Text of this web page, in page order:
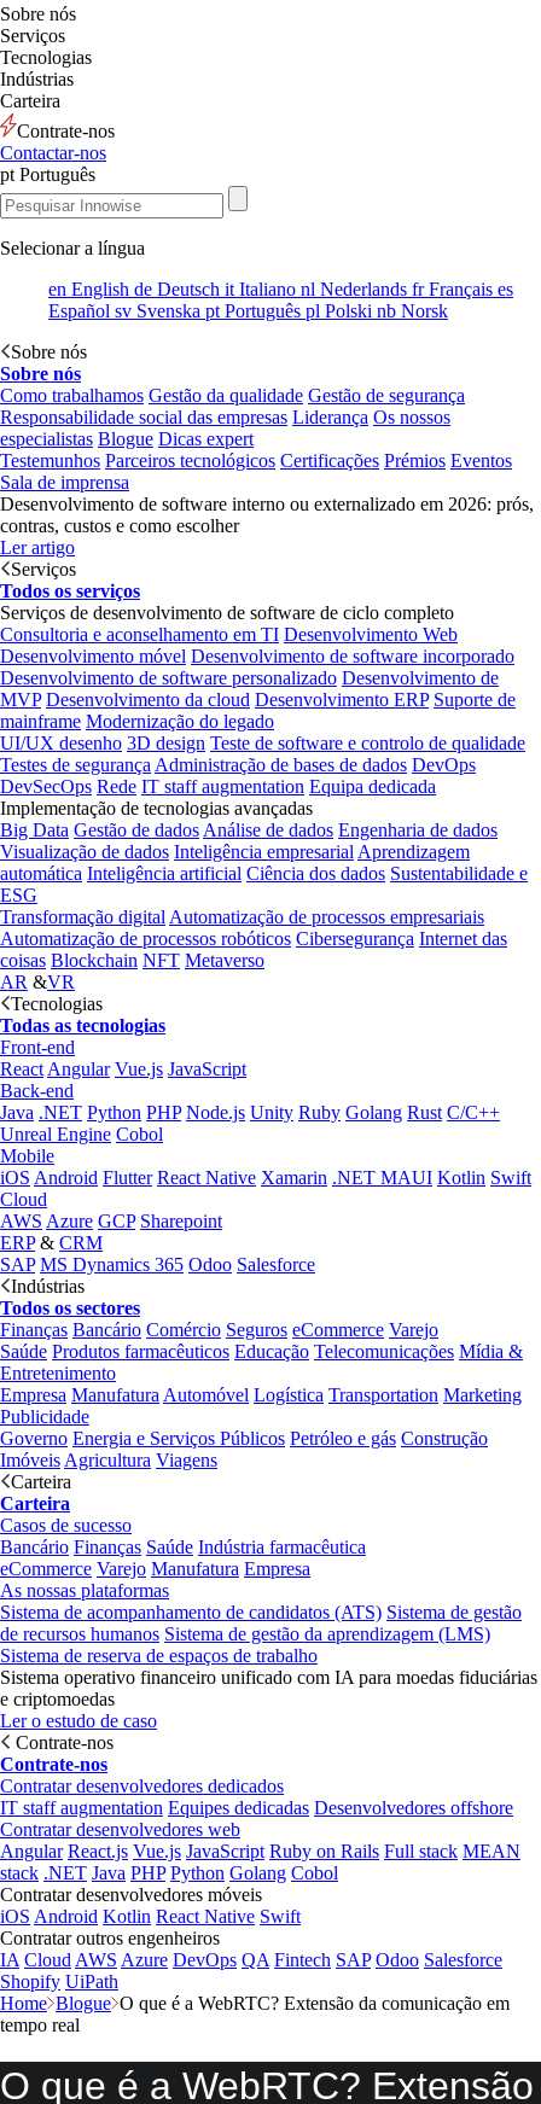
Sobre nós
Serviços
Tecnologias
Indústrias
Carteira
Contrate-nos
Contactar-nos
pt Português
Selecionar a língua
en English de Deutsch it Italiano nl Nederlands frFrançais es
Español sv Svenska pt Português pl Polski nb Norsk
Sobre nós
Sobre nós
Como trabalhamos Gestão da qualidade Gestão de segurança
Responsabilidade social das empresas Liderança Os nossos
especialistas Blogue Dicas expert
Testemunhos Parceiros tecnológicos Certificações Prémios Eventos
Sala de imprensa
Desenvolvimento de software interno ou externalizado em 2026: prós,
contras, custos e como escolher
Ler artigo
Serviços
Todos os serviços
Serviços de desenvolvimento de software de ciclo completo
Consultoria e aconselhamento em TI Desenvolvimento Web
Desenvolvimento móvel Desenvolvimento de software incorporado
Desenvolvimento de software personalizado Desenvolvimento de
MVP Desenvolvimento da cloud Desenvolvimento ERP Suporte de
mainframe Modernização do legado
UI/UX desenho 3D design Teste de software e controlo de qualidade
Testes de segurança Administração de bases de dados DevOps
DevSecOps Rede IT staff augmentation Equipa dedicada
Implementação de tecnologias avançadas
Big Data Gestão de dados Análise de dados Engenharia de dados
Visualização de dados Inteligência empresarial Aprendizagem
automática Inteligência artificial Ciência dos dados Sustentabilidade e
ESG
Transformação digital Automatização de processos empresariais
Automatização de processos robóticos Cibersegurança Internet das
coisas Blockchain NFT Metaverso
AR &VR
Tecnologias
Todas as tecnologias
Front-end
React Angular Vue.js JavaScript
Back-end
Java .NET Python PHP Node.js Unity Ruby Golang Rust C/C++
Unreal Engine Cobol
Mobile
iOS Android Flutter React Native Xamarin .NET MAUI Kotlin Swift
Cloud
AWS Azure GCP Sharepoint
ERP& CRM
SAP MS Dynamics 365 Odoo Salesforce
Indústrias
Todos os sectores
Finanças Bancário Comércio Seguros eCommerce Varejo
Saúde Produtos farmacêuticos Educação Telecomunicações Mídia &
Entretenimento
Empresa Manufatura Automóvel Logística Transportation Marketing
Publicidade
Governo Energia e Serviços Públicos Petróleo e gás Construção
Imóveis Agricultura Viagens
Carteira
Carteira
Casos de sucesso
Bancário Finanças Saúde Indústria farmacêutica
eCommerce Varejo Manufatura Empresa
As nossas plataformas
Sistema de acompanhamento de candidatos (ATS) Sistema de gestão
de recursos humanos Sistema de gestão da aprendizagem (LMS)
Sistema de reserva de espaços de trabalho
Sistema operativo financeiro unificado com IA para moedas fiduciárias
e criptomoedas
Ler o estudo de caso
Contrate-nos
Contrate-nos
Contratar desenvolvedores dedicados
IT staff augmentation Equipes dedicadas Desenvolvedores offshore
Contratar desenvolvedores web
Angular React.js Vue.js JavaScript Ruby on Rails Full stack MEAN
stack .NET Java PHP Python Golang Cobol
Contratar desenvolvedores móveis
iOS Android Kotlin React Native Swift
Contratar outros engenheiros
IA Cloud AWS Azure DevOps QA Fintech SAP Odoo Salesforce
Shopify UiPath
Home Blogue O que é a WebRTC? Extensão da comunicação em
tempo real
O que é a WebRTC? Extensão